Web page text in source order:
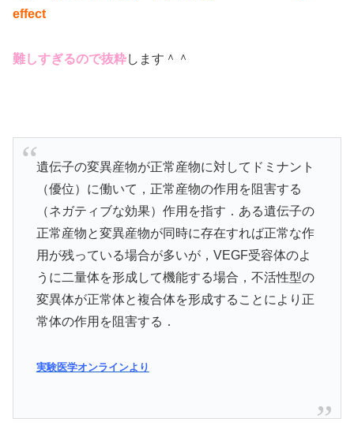
effect
難しすぎるので抜粋します＾＾
遺伝子の変異産物が正常産物に対してドミナント
（優位）に働いて，正常産物の作用を阻害する
（ネガティブな効果）作用を指す．ある遺伝子の
正常産物と変異産物が同時に存在すれば正常な作
用が残っている場合が多いが，VEGF受容体のよ
うに二量体を形成して機能する場合，不活性型の
変異体が正常体と複合体を形成することにより正
常体の作用を阻害する．
実験医学オンラインより